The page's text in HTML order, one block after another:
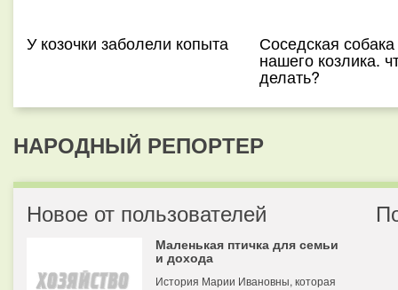
У козочки заболели копыта Соседская
нашего козлика.
делать?
НАРОДНЫЙ РЕПОРТЕР
Новое от пользователей
Маленькая птичка для семьи
и дохода
История Марии Ивановны, которая